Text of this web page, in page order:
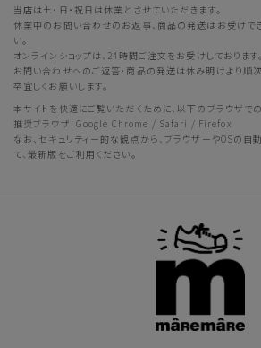
当店は土・日・祝日は休業とさせていただきます。
休業中のお問い合わせのお返事、商品の発送はお受けで
い。
オンラインショップは、24時間ご注文をお受けしております。
お問い合わせへのご返答・商品の発送は休み明けより順
卒宜しくお願いします。
本サイトを快適にご覧いただくために、以下のブラウザで
推奨ブラウザ：Google Chrome / Safari / Firefox
なお、セキュリティー的な観点から、ブラウザーやOSの自
て、最新版をご利用ください。